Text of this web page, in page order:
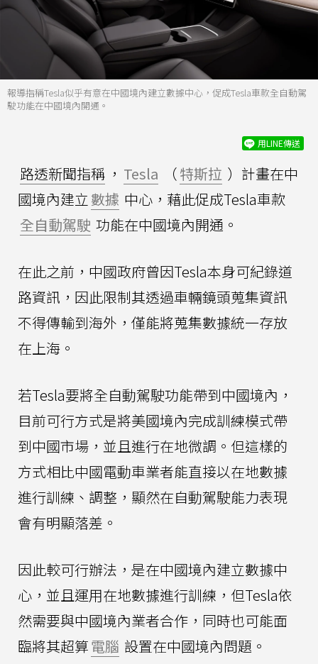
報導指稱Tesla似乎有意在中國境內建立數據中心，促成Tesla車款全自動駕
駛功能在中國境內開通。
用LINE傳送
路透新聞指稱 ， Tesla （特斯拉 ）計畫在中
國境內建立 數據 中心，藉此促成Tesla車款
全自動駕駛 功能在中國境內開通。
在此之前，中國政府曾因Tesla本身可紀錄道
路資訊，因此限制其透過車輛鏡頭蒐集資訊
不得傳輸到海外，僅能將蒐集數據統一存放
在上海。
若Tesla要將全自動駕駛功能帶到中國境內，
目前可行方式是將美國境內完成訓練模式帶
到中國市場，並且進行在地微調。但這樣的
方式相比中國電動車業者能直接以在地數據
進行訓練、調整，顯然在自動駕駛能力表現
會有明顯落差。
因此較可行辦法，是在中國境內建立數據中
心，並且運用在地數據進行訓練，但Tesla依
然需要與中國境內業者合作，同時也可能面
臨將其超算電腦 設置在中國境內問題。